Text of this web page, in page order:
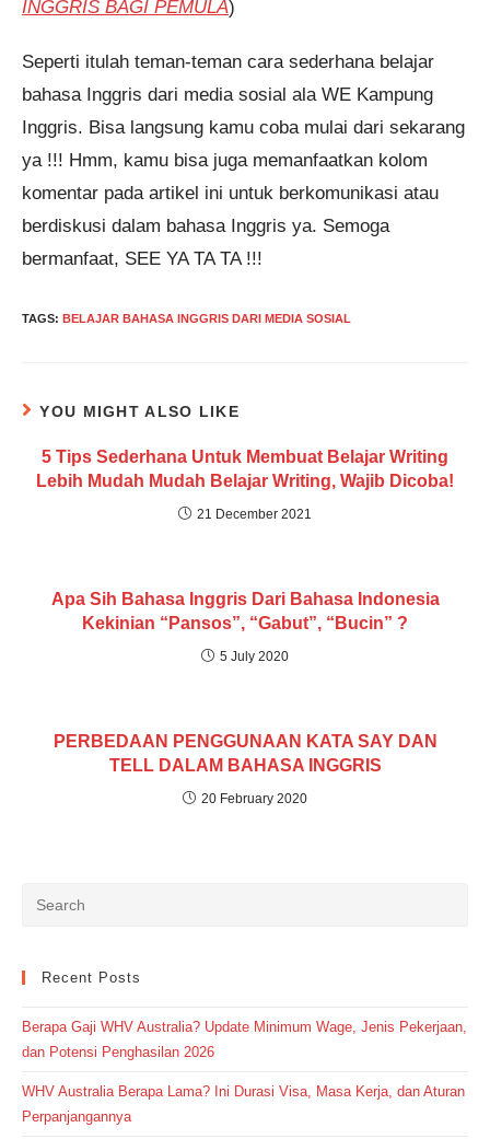
INGGRIS BAGI PEMULA)
Seperti itulah teman-teman cara sederhana belajar
bahasa Inggris dari media sosial ala WE Kampung
Inggris. Bisa langsung kamu coba mulai dari sekarang
ya !!! Hmm, kamu bisa juga memanfaatkan kolom
komentar pada artikel ini untuk berkomunikasi atau
berdiskusi dalam bahasa Inggris ya. Semoga
bermanfaat, SEE YA TA TA !!!
TAGS: BELAJAR BAHASA INGGRIS DARI MEDIA SOSIAL
YOU MIGHT ALSO LIKE
5 Tips Sederhana Untuk Membuat Belajar Writing
Lebih Mudah Mudah Belajar Writing, Wajib Dicoba!
21 December 2021
Apa Sih Bahasa Inggris Dari Bahasa Indonesia
Kekinian “Pansos”, “Gabut”, “Bucin” ?
5 July 2020
PERBEDAAN PENGGUNAAN KATA SAY DAN
TELL DALAM BAHASA INGGRIS
20 February 2020
Recent Posts
Berapa Gaji WHV Australia? Update Minimum Wage, Jenis Pekerjaan,
dan Potensi Penghasilan 2026
WHV Australia Berapa Lama? Ini Durasi Visa, Masa Kerja, dan Aturan
Perpanjangannya